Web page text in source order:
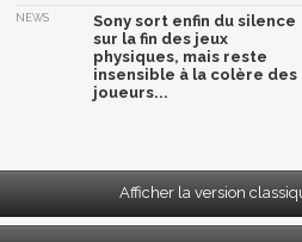
NEWS
Sony sort enfin du silence
sur la fin des jeux
physiques, mais reste
insensible à la colère des
joueurs...
Afficher la version